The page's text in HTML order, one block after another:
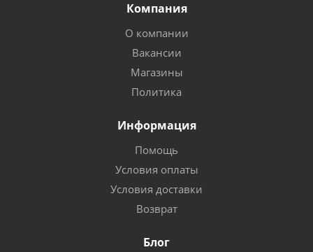
Компания
О компании
Вакансии
Магазины
Политика
Информация
Помощь
Условия оплаты
Условия доставки
Возврат
Блог